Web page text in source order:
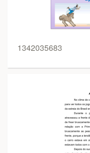
1342035683